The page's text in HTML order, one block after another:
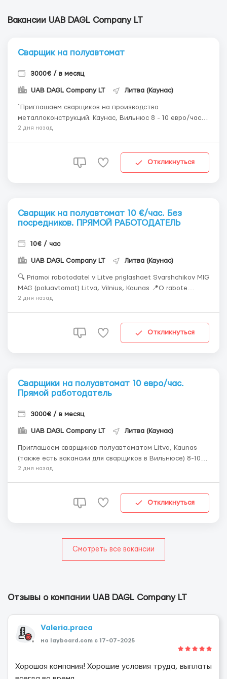
Вакансии UAB DAGL Company LT
Сварщик на полуавтомат
3000€ / в месяц
UAB DAGL Company LT Литва (Каунас)
`Приглашаем сварщиков на производство
металлоконструкций. Каунас, Вильнюс 8 - 10 евро/час (7
на испытательном сроке) Жилье и одежду
Официальное оформление +370 616 79825 WhatsApp /
2 дня назад
Откликнуться
Сварщик на полуавтомат 10 €/час. Без
посредников. ПРЯМОЙ РАБОТОДАТЕЛЬ
10€ / час
UAB DAGL Company LT Литва (Каунас)
🔍 Priamoi rabotodatel v Litve priglashaet Svarshchikov MIG
MAG (poluavtomat) Litva, Vilnius, Kaunas 📍O rabote
Rabota na proizvodstve po izgotovleniiu
Opyt svarki chernogo meta...
2 дня назад
Откликнуться
Сварщики на полуавтомат 10 евро/час.
Прямой работодатель
3000€ / в месяц
UAB DAGL Company LT Литва (Каунас)
Приглашаем сварщиков полуавтоматом Litva, Kaunas
(также есть вакансии для сварщиков в Вильнюсе) 8-10
евро/час (7 на время испытательного срока) сварка
документами необходимыми для оформле...
2 дня назад
Откликнуться
Смотреть все вакансии
Отзывы о компании UAB DAGL Company LT
Valeria.praca
на layboard.com c 17-07-2025
Хорошая компания! Хорошие условия труда, выплаты